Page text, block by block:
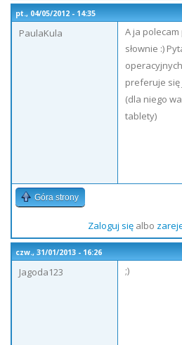
pt., 04/05/2012 - 14:35
PaulaKula
A ja
słownie :)
preferuje
(dla niego
tablety)
Góra strony
Zaloguj sięalbo
czw., 31/01/2013 - 16:26
Jagoda123
;)